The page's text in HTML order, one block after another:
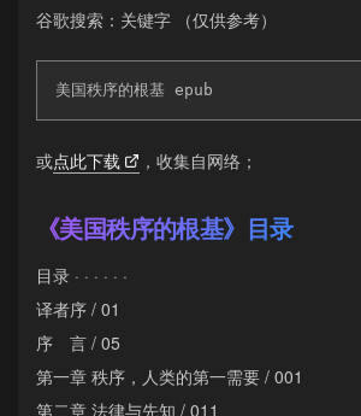
谷歌搜索：关键字 （仅供参考）
美国秩序的根基 epub
或点此下载 ，收集自网络；
《美国秩序的根基》目录
目录 · · · · · ·
译者序 / 01
序 言 / 05
第一章 秩序，人类的第一需要 / 001
第二章 法律与先知 / 011